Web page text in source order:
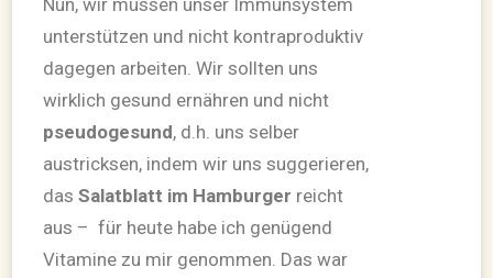
unterstützen und nicht kontraproduktiv
dagegen arbeiten. Wir sollten uns
wirklich gesund ernähren und nicht
pseudogesund, d.h. uns selber
austricksen, indem wir uns suggerieren,
das Salatblatt im Hamburger reicht
aus – für heute habe ich genügend
Vitamine zu mir genommen. Das war